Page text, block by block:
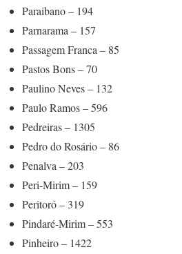
Paraibano – 194
Parnarama – 157
Passagem Franca – 85
Pastos Bons – 70
Paulino Neves – 132
Paulo Ramos – 596
Pedreiras – 1305
Pedro do Rosário – 86
Penalva – 203
Peri-Mirim – 159
Peritoró – 319
Pindaré-Mirim – 553
Pinheiro – 1422